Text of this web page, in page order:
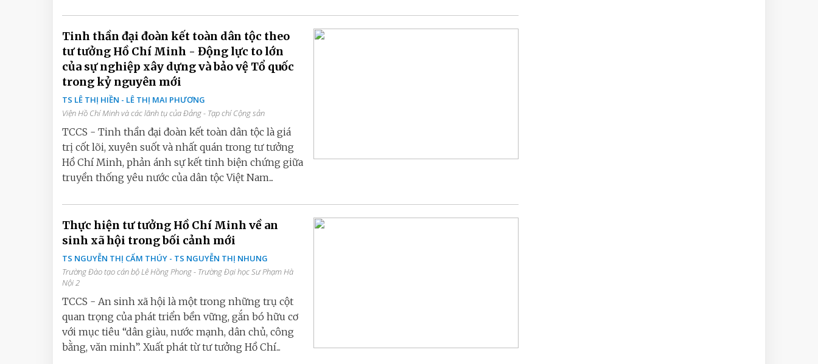
Tinh thần đại đoàn kết toàn dân tộc theo
tư tưởng Hồ Chí Minh - Động lực to lớn
của sự nghiệp xây dựng và bảo vệ Tổ quốc
trong kỷ nguyên mới
TS LÊ THỊ HIỀN - LÊ THỊ MAI PHƯƠNG
Viện Hồ Chí Minh và các lãnh tụ của Đảng - Tạp chí Cộng sản
TCCS - Tinh thần đại đoàn kết toàn dân tộc là giá
trị cốt lõi, xuyên suốt và nhất quán trong tư tưởng
Hồ Chí Minh, phản ánh sự kết tinh biện chứng giữa
truyền thống yêu nước của dân tộc Việt Nam...
Thực hiện tư tưởng Hồ Chí Minh về an
sinh xã hội trong bối cảnh mới
TS NGUYỄN THỊ CẨM THÚY - TS NGUYỄN THỊ NHUNG
Trường Đào tạo cán bộ Lê Hồng Phong - Trường Đại học Sư Phạm Hà
Nội 2
TCCS - An sinh xã hội là một trong những trụ cột
quan trọng của phát triển bền vững, gắn bó hữu cơ
với mục tiêu “dân giàu, nước mạnh, dân chủ, công
bằng, văn minh”. Xuất phát từ tư tưởng Hồ Chí...